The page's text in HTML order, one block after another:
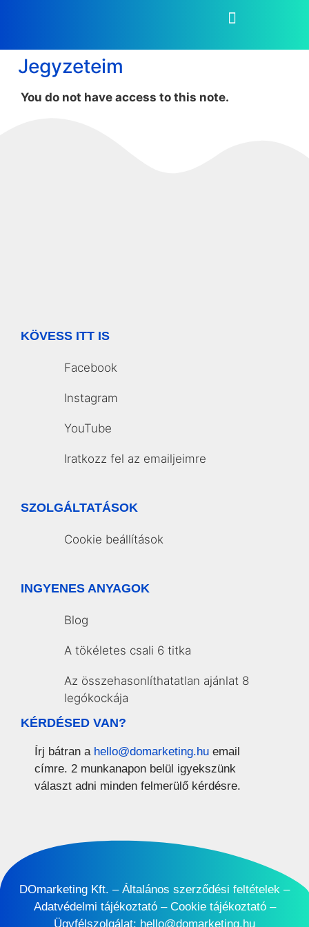
Jegyzeteim
You do not have access to this note.
KÖVESS ITT IS
Facebook
Instagram
YouTube
Iratkozz fel az emailjeimre
SZOLGÁLTATÁSOK
Cookie beállítások
INGYENES ANYAGOK
Blog
A tökéletes csali 6 titka
Az összehasonlíthatatlan ajánlat 8
legókockája
KÉRDÉSED VAN?
Írj bátran a hello@domarketing.hu email
címre. 2 munkanapon belül igyekszünk
választ adni minden felmerülő kérdésre.
DOmarketing Kft. – Általános szerződési feltételek –
Adatvédelmi tájékoztató– Cookie tájékoztató–
Ügyfélszolgálat: hello@domarketing.hu